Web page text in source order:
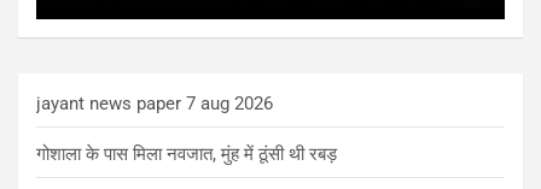
jayant news paper 7 aug 2026
गोशाला के पास मिला नवजात, मुंह में ठूंसी थी रबड़